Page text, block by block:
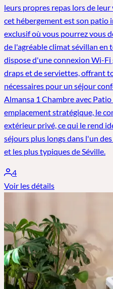
leurs propres repas lors de
cet hébergement est son patio
exclusif où vous pourrez vous
de l'agréable climat sévillan
dispose d'une connexion Wi-
draps et de serviettes, offrant
nécessaires pour un séjour
Almansa 1 Chambre avec
emplacement stratégique, le
extérieur privé, ce qui le rend
séjours plus longs dans l'un
et les plus typiques de Séville.
4
Voir les détails